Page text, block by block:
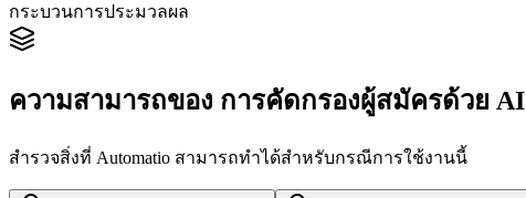
กระบวนการประมวลผล
ความสามารถของ การคัดกรองผู้สมัครด้วย AI
สำรวจสิ่งที่ Automatio สามารถทำได้สำหรับกรณีการใช้งานนี้